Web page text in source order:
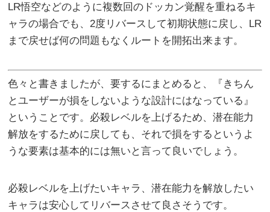
LR悟空などのように複数回のドッカン覚醒を重ねるキ
ャラの場合でも、2度リバースして初期状態に戻し、LR
まで戻せば何の問題もなくルートを開拓出来ます。
色々と書きましたが、要するにまとめると、『きちん
とユーザーが損をしないような設計にはなっている』
ということです。必殺レベルを上げるため、潜在能力
解放をするために戻しても、それで損をするというよ
うな要素は基本的には無いと言って良いでしょう。
必殺レベルを上げたいキャラ、潜在能力を解放したい
キャラは安心してリバースさせて良さそうです。